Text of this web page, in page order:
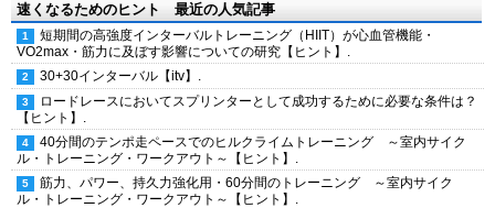
速くなるためのヒント 最近の人気記事
短期間の高強度インターバルトレーニング（HIIT）が心血管機能・
VO2max・筋力に及ぼす影響についての研究【ヒント】.
30+30インターバル【itv】.
ロードレースにおいてスプリンターとして成功するために必要な条件は？
【ヒント】.
40分間のテンポ走ペースでのヒルクライムトレーニング ～室内サイク
ル・トレーニング・ワークアウト～【ヒント】.
筋力、パワー、持久力強化用・60分間のトレーニング ～室内サイク
ル・トレーニング・ワークアウト～【ヒント】.